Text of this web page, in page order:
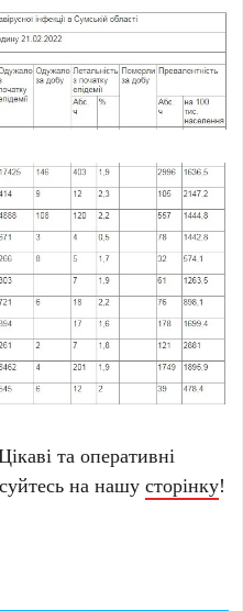
та оперативні
на нашусторінку!